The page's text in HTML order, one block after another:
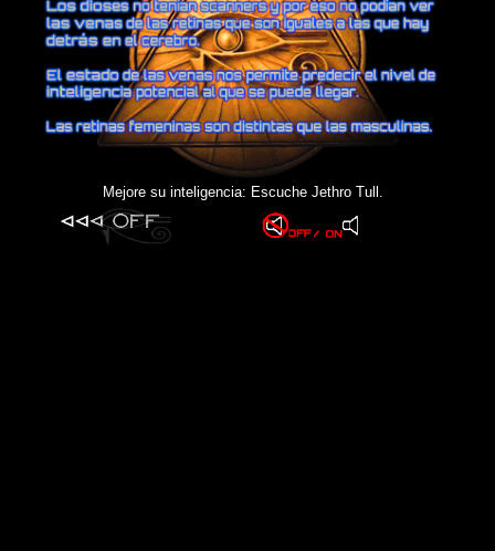
Mejore su inteligencia: Escuche Jethro Tull.